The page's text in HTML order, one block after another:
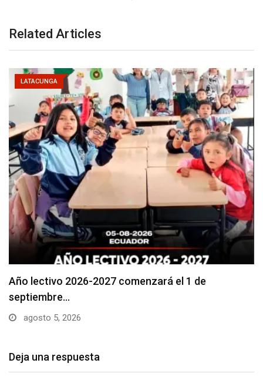
Related Articles
LATACUNGA
Se suspenderá servicio de agua potable en varios…
agosto 5, 2026
Deja una respuesta